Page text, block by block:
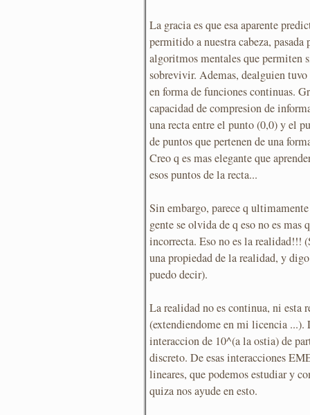
La gracia es que esa aparente
permitido a nuestra cabeza, pasada
algoritmos mentales que permiten
sobrevivir. Ademas, dealguien
en forma de funciones continuas.
capacidad de compresion de
una recta entre el punto (0,0) y el
de puntos que pertenen de una
Creo q es mas elegante que
esos puntos de la recta...
Sin embargo, parece q
gente se olvida de q eso no es
incorrecta. Eso no es la realidad!!!
una propiedad de la realidad, y
puedo decir).
La realidad no es continua, ni esta
(extendiendome en mi licencia ...).
interaccion de 10^(a la ostia) de
discreto. De esas interacciones
lineares, que podemos estudiar y
quiza nos ayude en esto.